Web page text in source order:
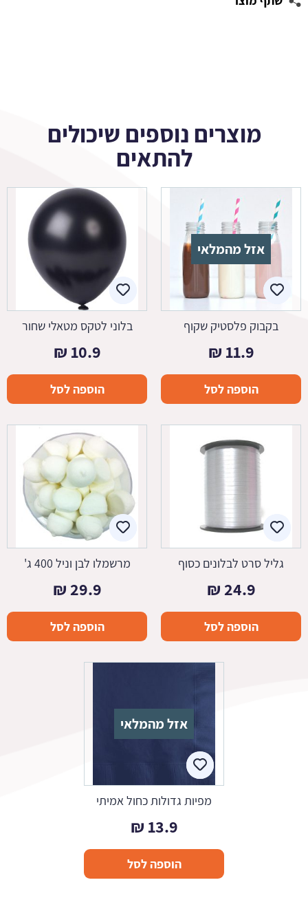
מוצרים נוספים שיכולים
להתאים
אזל מהמלאי
בקבוק פלסטיק שקוף
11.9
₪
הוספה לסל
בלוני לטקס מטאלי שחור
10.9
₪
הוספה לסל
גליל סרט לבלונים כסוף
24.9
₪
הוספה לסל
מרשמלו לבן וניל 400 ג'
29.9
₪
הוספה לסל
אזל מהמלאי
מפיות גדולות כחול אמיתי
13.9
₪
הוספה לסל